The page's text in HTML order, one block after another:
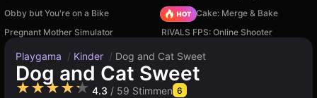
Obby but You're on a Bike
Piece of Cake: Merge & Bake
Pregnant Mother Simulator
RIVALS FPS: Online Shooter
Playgama / Kinder / Dog and Cat Sweet
Dog and Cat Sweet
★★★★★ 4.3 / 59 Stimmen 6